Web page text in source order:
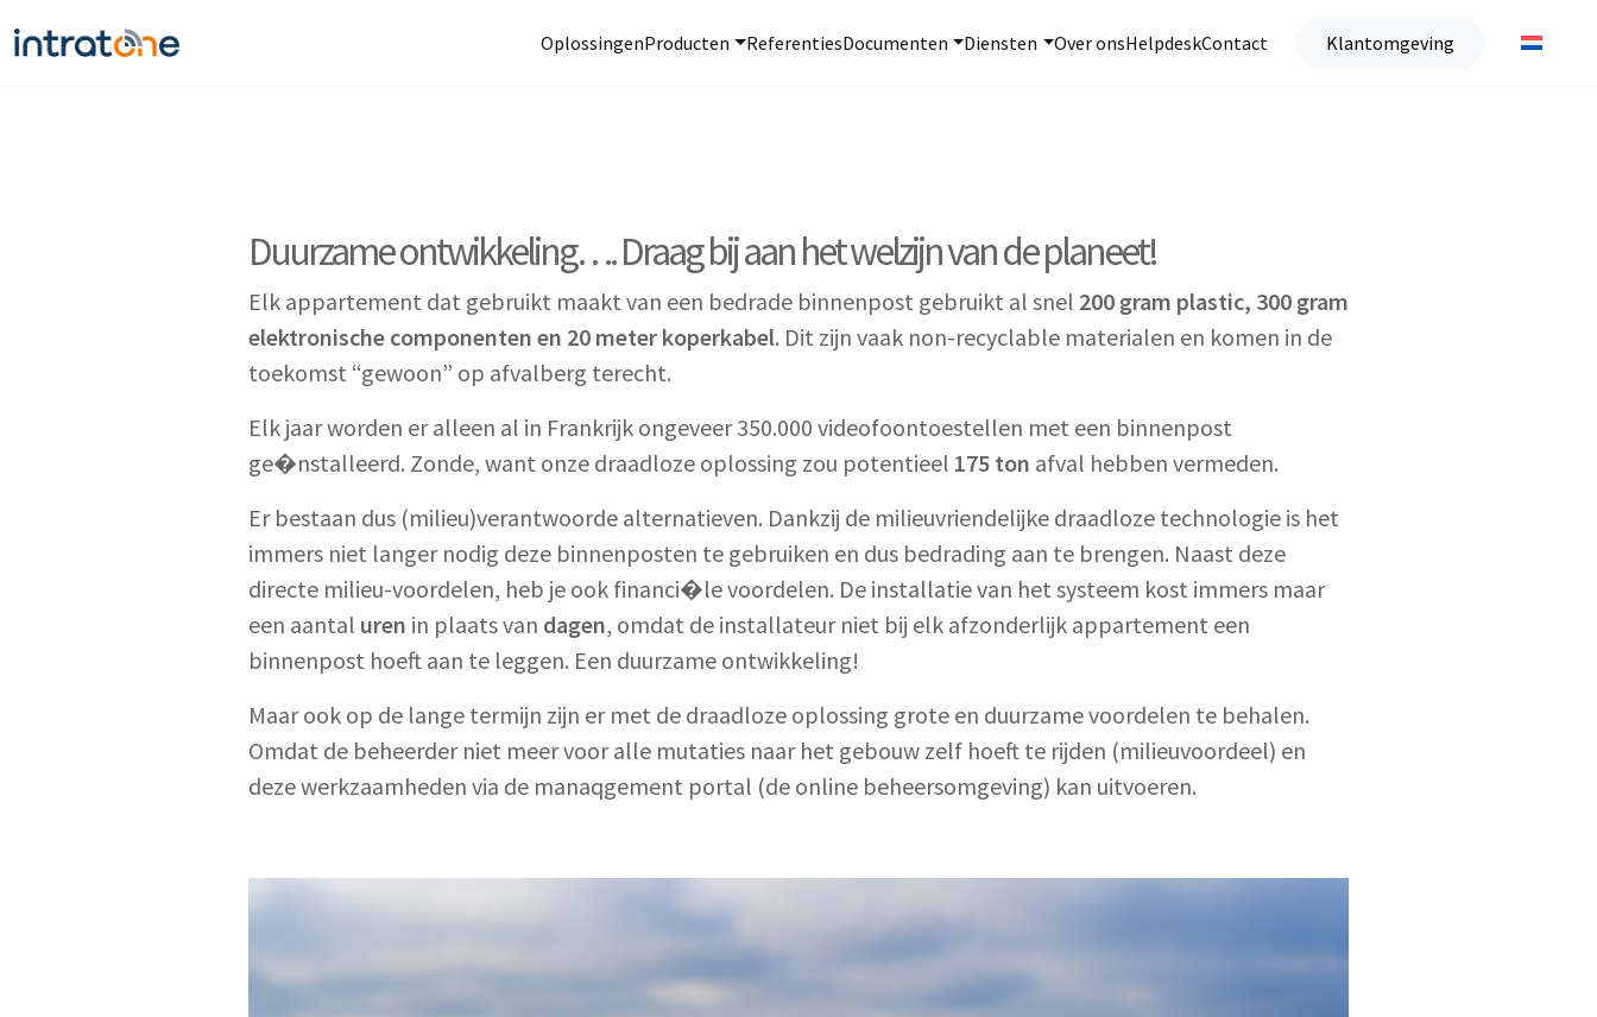
OplossingenProducten ReferentiesDocumenten Diensten Over onsHelpdeskContact Klantomgeving
Duurzame ontwikkeling…. Draag bij aan het welzijn van de planeet!
Elk appartement dat gebruikt maakt van een bedrade binnenpost gebruikt al snel 200 gram plastic, 300 gram
elektronische componenten en 20 meter koperkabel. Dit zijn vaak non-recyclable materialen en komen in de
toekomst “gewoon” op afvalberg terecht.
Elk jaar worden er alleen al in Frankrijk ongeveer 350.000 videofoontoestellen met een binnenpost
ge�nstalleerd. Zonde, want onze draadloze oplossing zou potentieel 175 ton afval hebben vermeden.
Er bestaan dus (milieu)verantwoorde alternatieven. Dankzij de milieuvriendelijke draadloze technologie is het
immers niet langer nodig deze binnenposten te gebruiken en dus bedrading aan te brengen. Naast deze
directe milieu-voordelen, heb je ook financi�le voordelen. De installatie van het systeem kost immers maar
een aantal uren in plaats van dagen, omdat de installateur niet bij elk afzonderlijk appartement een
binnenpost hoeft aan te leggen. Een duurzame ontwikkeling!
Maar ook op de lange termijn zijn er met de draadloze oplossing grote en duurzame voordelen te behalen.
Omdat de beheerder niet meer voor alle mutaties naar het gebouw zelf hoeft te rijden (milieuvoordeel) en
deze werkzaamheden via de manaqgement portal (de online beheersomgeving) kan uitvoeren.